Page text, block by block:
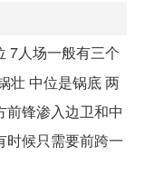
7人场一般有三个
壮 中位是锅底 两
锋渗入边卫和中
时候只需要前跨一